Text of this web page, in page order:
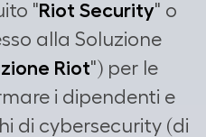
"Riot Security" o
alla Soluzione
Riot") per le
i dipendenti e
di cybersecurity (di